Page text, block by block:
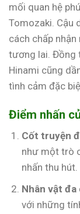
mối quan hệ
Tomozaki. Cậu
cách chấp
tương lai. Đồng
Hinami cũng
tình cảm đặc
Điểm nhấn
Cốt truyện
như một trò
nhấn thu hút.
Nhân vật đa
với những